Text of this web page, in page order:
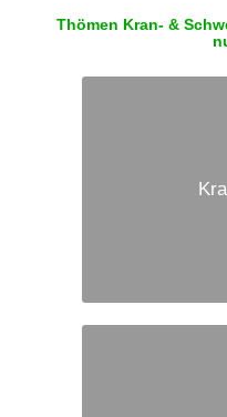
Thömen Kran- &